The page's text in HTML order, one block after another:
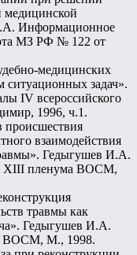
медицинской
Информационное
МЗ РФ № 122 от
медицинских
ситуационных задач».
IV всероссийского
1996, ч.1.
происшествия
взаимодействия
Гедыгушев И.А.
XIII пленума ВОСМ,
травмы как
Гедыгушев И.А.
ВОСМ, М., 1998.